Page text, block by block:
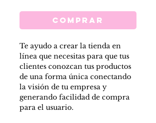
Comprar
Te ayudo a crear la tienda en
línea que necesitas para que tus
clientes conozcan tus productos
de una forma única conectando
la visión de tu empresa y
generando facilidad de compra
para el usuario.